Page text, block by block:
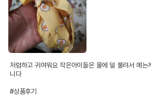
저렴하고 귀여워요 작은아이들은 물에 덜 불려서 메는
니다
#상품후기